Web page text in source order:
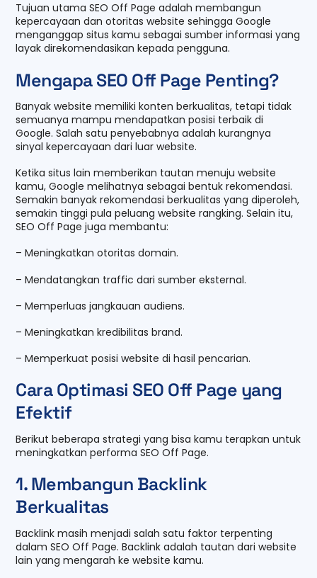
Tujuan utama SEO Off Page adalah membangun
kepercayaan dan otoritas website sehingga Google
menganggap situs kamu sebagai sumber informasi yang
layak direkomendasikan kepada pengguna.
Mengapa SEO Off Page Penting?
Banyak website memiliki konten berkualitas, tetapi tidak
semuanya mampu mendapatkan posisi terbaik di
Google. Salah satu penyebabnya adalah kurangnya
sinyal kepercayaan dari luar website.
Ketika situs lain memberikan tautan menuju website
kamu, Google melihatnya sebagai bentuk rekomendasi.
Semakin banyak rekomendasi berkualitas yang diperoleh,
semakin tinggi pula peluang website rangking. Selain itu,
SEO Off Page juga membantu:
– Meningkatkan otoritas domain.
– Mendatangkan traffic dari sumber eksternal.
– Memperluas jangkauan audiens.
– Meningkatkan kredibilitas brand.
– Memperkuat posisi website di hasil pencarian.
Cara Optimasi SEO Off Page yang
Efektif
Berikut beberapa strategi yang bisa kamu terapkan untuk
meningkatkan performa SEO Off Page.
1. Membangun Backlink
Berkualitas
Backlink masih menjadi salah satu faktor terpenting
dalam SEO Off Page. Backlink adalah tautan dari website
lain yang mengarah ke website kamu.